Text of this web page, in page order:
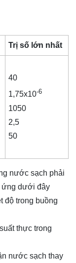
Trị số lớn nhất
40
1,75x10-6
1050
2,5
50
nước sạch phải
ứng dưới đây
độ trong buồng
thực trong
nước sạch thay